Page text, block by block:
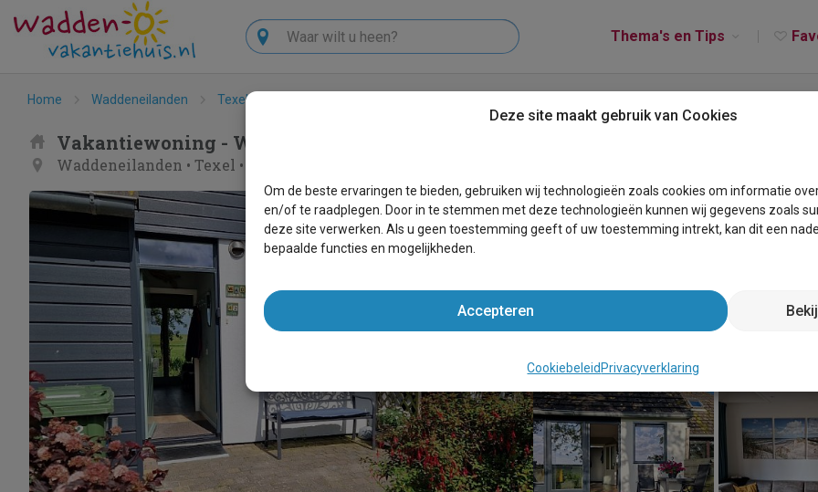
Thema's en Tips
Zoeken
Home Waddeneilanden Texel
Vakantiewoning - Waddenrust
Waddeneilanden • Texel •
Deze site maakt gebruik van Cookies
Om de beste ervaringen te bieden, gebruiken wij technologieën zoals cookies om informatie
en/of te raadplegen. Door in te stemmen met deze technologieën kunnen wij gegevens zoals
deze site verwerken. Als u geen toestemming geeft of uw toestemming intrekt, kan dit een
bepaalde functies en mogelijkheden.
Accepteren
Cookiebeleid Privacyverklaring